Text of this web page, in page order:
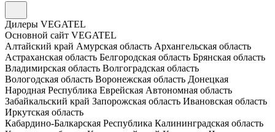
Дилеры VEGATEL
Основной сайт VEGATEL
Алтайский край Амурская область Архангельская область
Астраханская область Белгородская область Брянская область
Владимирская область Волгоградская область
Вологодская область Воронежская область Донецкая
Народная Республика Еврейская Автономная область
Забайкальский край Запорожская область Ивановская область
Иркутская область
Кабардино-Балкарская Республика Калининградская область